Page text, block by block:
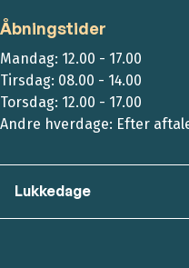
Åbningstider
Mandag: 12.00 - 17.00
Tirsdag: 08.00 - 14.00
Torsdag: 12.00 - 17.00
Andre hverdage: Efter
Lukkedage